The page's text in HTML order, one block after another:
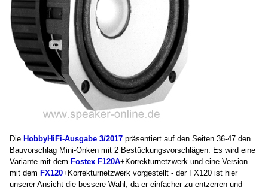
Die HobbyHiFi-Ausgabe 3/2017 präsentiert auf den Seiten 36-47 den
Bauvorschlag Mini-Onken mit 2 Bestückungsvorschlägen. Es wird eine
Variante mit dem Fostex F120A+Korrekturnetzwerk und eine Version
mit dem FX120+Korrekturnetzwerk vorgestellt - der FX120 ist hier
unserer Ansicht die bessere Wahl, da er einfacher zu entzerren und